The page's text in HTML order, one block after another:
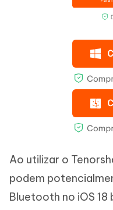
Ao utilizar o
podem
Bluetooth no iOS